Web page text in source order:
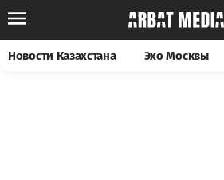
Новости Казахстана Эхо Москвы